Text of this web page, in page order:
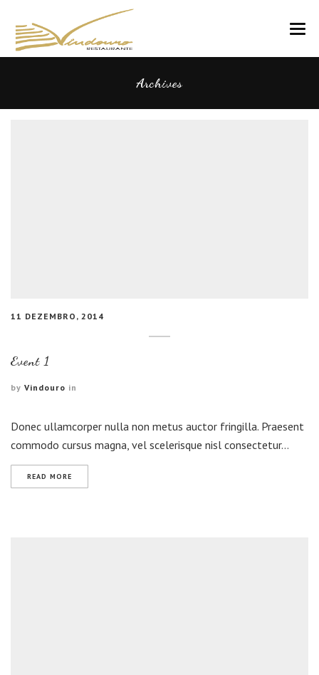
Archives
11 DEZEMBRO, 2014
Event 1
by Vindouro in
Donec ullamcorper nulla non metus auctor fringilla. Praesent
commodo cursus magna, vel scelerisque nisl consectetur…
READ MORE